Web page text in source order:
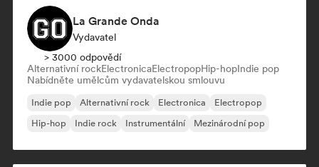
La Grande Onda
Vydavatel
> 3000 odpovědí
Alternativní rockElectronicaElectropopHip-hopIndie pop
Nabídněte umělcům vydavatelskou smlouvu
Indie pop Alternativní rock Electronica
Electropop
Hip-hop
Indie rock Instrumentální Mezinárodní pop